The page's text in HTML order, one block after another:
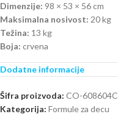
Dimenzije: 98 × 53 × 56 cm
Maksimalna nosivost: 20 kg
Težina: 13 kg
Boja: crvena
Dodatne informacije
Šifra proizvoda: CO-608604C
Kategorija: Formule za decu